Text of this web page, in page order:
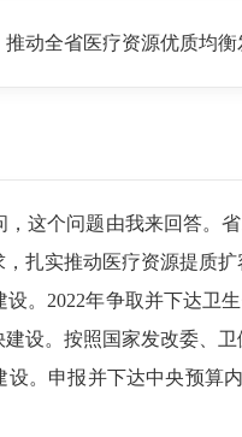
动全省医疗资源优质均
这个问题由我来回答。
扎实推动医疗资源提质扩
2022年争取并下达卫生
设。按照国家发改委、
申报并下达中央预算内